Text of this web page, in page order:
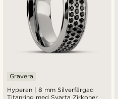
Hyperan | 8 mm Silverfärgad
Titanring med Svarta Zirkoner
Gravera